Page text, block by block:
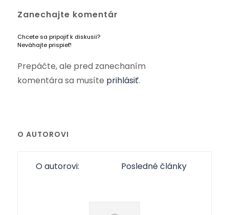
Zanechajte komentár
Chcete sa pripojiť k diskusii?
Neváhajte prispieť!
Prepáčte, ale pred zanechaním
komentára sa musíte prihlásiť.
O AUTOROVI
O autorovi: Posledné články